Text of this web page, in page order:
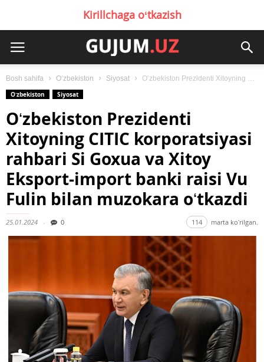
Kirillchaga oʻtkazish
Bosh sahifa Oʻzbekiston Siyosat
Oʻzbekiston Prezidenti Xitoyning CITIC korporatsiyasi rahbari Si Goxua va Xitoy Eksport-import banki...
Oʻzbekiston
Siyosat
Oʻzbekiston Prezidenti
Xitoyning CITIC korporatsiyasi
rahbari Si Goxua va Xitoy
Eksport-import banki raisi Vu
Fulin bilan muzokara oʻtkazdi
25.01.2024 0 114 marta koʻrilgan.